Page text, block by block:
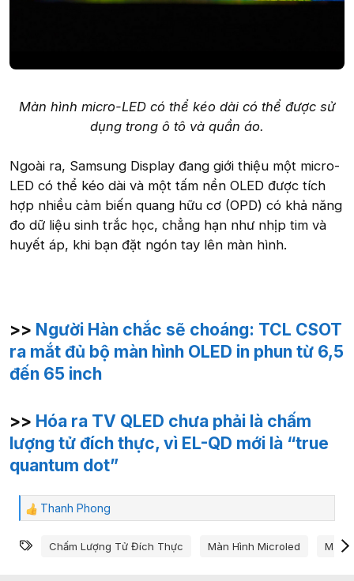
Màn hình micro-LED có thể kéo dài có thể được sử
dụng trong ô tô và quần áo.
Ngoài ra, Samsung Display đang giới thiệu một micro-
LED có thể kéo dài và một tấm nền OLED được tích
hợp nhiều cảm biến quang hữu cơ (OPD) có khả năng
đo dữ liệu sinh trắc học, chẳng hạn như nhịp tim và
huyết áp, khi bạn đặt ngón tay lên màn hình.
>> Người Hàn chắc sẽ choáng: TCL CSOT
ra mắt đủ bộ màn hình OLED in phun từ 6,5
đến 65 inch
>> Hóa ra TV QLED chưa phải là chấm
lượng tử đích thực, vì EL-QD mới là “true
quantum dot”
C
m
Thanh Phong
Từ khóa
Chấm Lượng Tử Đích Thực Màn Hình Microled Màn